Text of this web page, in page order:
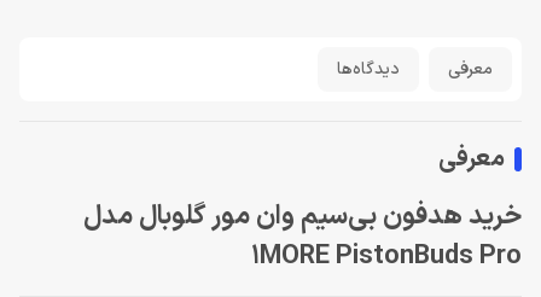
معرفی دیدگاه‌ها
معرفی
خرید هدفون بی‌سیم وان مور گلوبال مدل
1MORE PistonBuds Pro